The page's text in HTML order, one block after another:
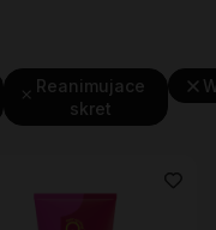
Reanimujace
skret